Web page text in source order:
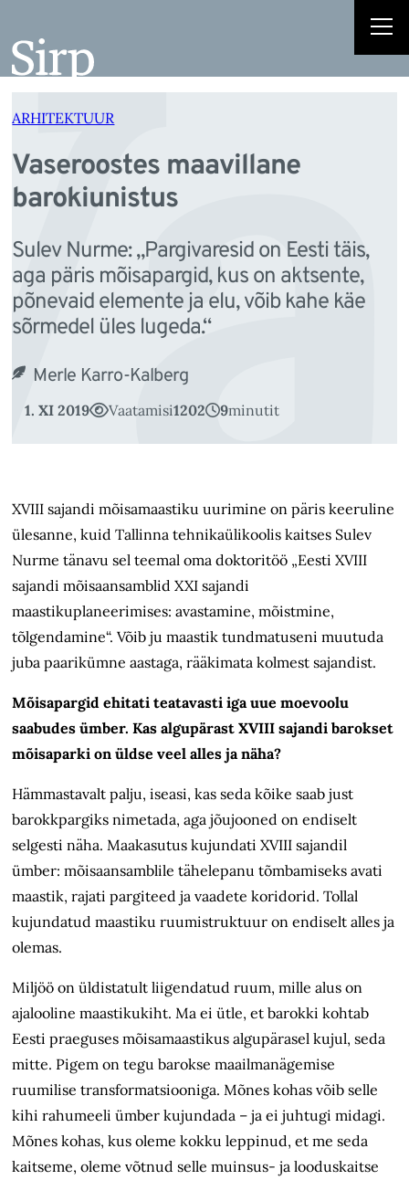
juurde
ARHITEKTUUR
Vaseroostes maavillane
barokiunistus
Sulev Nurme: „Pargivaresid on Eesti täis,
aga päris mõisapargid, kus on aktsente,
põnevaid elemente ja elu, võib kahe käe
sõrmedel üles lugeda.“
Merle Karro-Kalberg
1. XI 2019 Vaatamisi1202 9minutit
XVIII sajandi mõisamaastiku uurimine on päris keeruline
ülesanne, kuid Tallinna tehnikaülikoolis kaitses Sulev
Nurme tänavu sel teemal oma doktoritöö „Eesti XVIII
sajandi mõisaansamblid XXI sajandi
maastikuplaneerimises: avastamine, mõistmine,
tõlgendamine“. Võib ju maastik tundmatuseni muutuda
juba paarikümne aastaga, rääkimata kolmest sajandist.
Mõisapargid ehitati teatavasti iga uue moevoolu
saabudes ümber. Kas algupärast XVIII sajandi barokset
mõisaparki on üldse veel alles ja näha?
Hämmastavalt palju, iseasi, kas seda kõike saab just
barokkpargiks nimetada, aga jõujooned on endiselt
selgesti näha. Maakasutus kujundati XVIII sajandil
ümber: mõisaansamblile tähelepanu tõmbamiseks avati
maastik, rajati pargiteed ja vaadete koridorid. Tollal
kujundatud maastiku ruumistruktuur on endiselt alles ja
olemas.
Miljöö on üldistatult liigendatud ruum, mille alus on
ajalooline maastikukiht. Ma ei ütle, et barokki kohtab
Eesti praeguses mõisamaastikus algupärasel kujul, seda
mitte. Pigem on tegu barokse maailmanägemise
ruumilise transformatsiooniga. Mõnes kohas võib selle
kihi rahumeeli ümber kujundada – ja ei juhtugi midagi.
Mõnes kohas, kus oleme kokku leppinud, et me seda
kaitseme, oleme võtnud selle muinsus- ja looduskaitse